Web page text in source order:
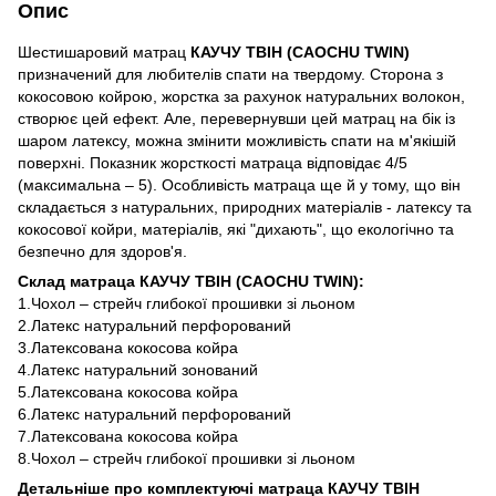
Опис
Шестишаровий матрац КАУЧУ ТВІН (CAOCHU TWIN)
призначений для любителів спати на твердому. Сторона з
кокосовою койрою, жорстка за рахунок натуральних волокон,
створює цей ефект. Але, перевернувши цей матрац на бік із
шаром латексу, можна змінити можливість спати на м'якішій
поверхні. Показник жорсткості матраца відповідає 4/5
(максимальна – 5). Особливість матраца ще й у тому, що він
складається з натуральних, природних матеріалів - латексу та
кокосової койри, матеріалів, які "дихають", що екологічно та
безпечно для здоров'я.
Склад матраца КАУЧУ ТВІН (CAOCHU TWIN):
1.Чохол – стрейч глибокої прошивки зі льоном
2.Латекс натуральний перфорований
3.Латексована кокосова койра
4.Латекс натуральний зонований
5.Латексована кокосова койра
6.Латекс натуральний перфорований
7.Латексована кокосова койра
8.Чохол – стрейч глибокої прошивки зі льоном
Детальніше про комплектуючі матраца КАУЧУ ТВІН